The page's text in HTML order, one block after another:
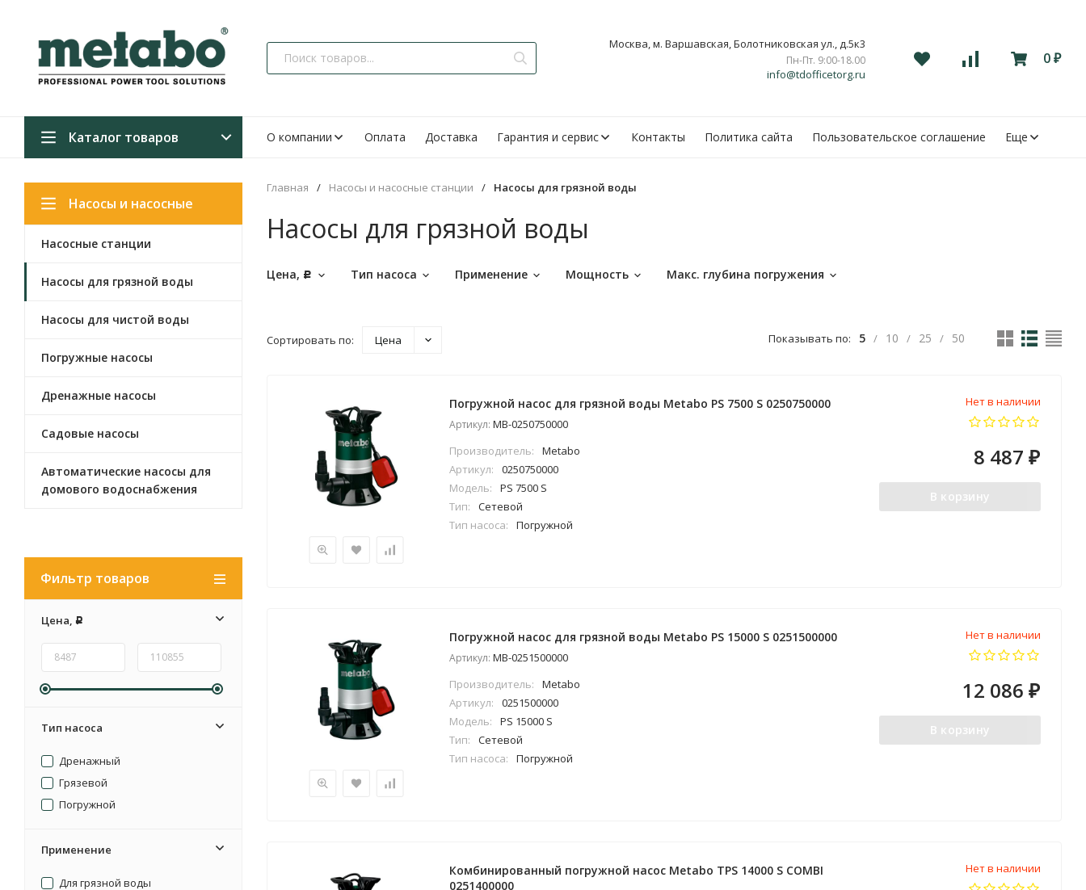
Москва, м. Варшавская, Болотниковская ул., д.5к3
Пн-Пт. 9:00-18.00
info@tdofficetorg.ru
0 ₽
Каталог товаров О компании Оплата Доставка Гарантия и сервис Контакты Политика сайта Пользовательское соглашение Еще
Насосы и насосные
станции
Насосные станции
Насосы для грязной воды
Насосы для чистой воды
Погружные насосы
Дренажные насосы
Садовые насосы
Автоматические насосы для
домового водоснабжения
Фильтр товаров
Цена, Р
Тип насоса
Дренажный
Грязевой
Погружной
Применение
Для грязной воды
Главная / Насосы и насосные станции / Насосы для грязной воды
Насосы для грязной воды
Цена, Р Тип насоса Применение Мощность Макс. глубина погружения
Сортировать по: Цена Показывать по: 5 / 10 / 25 / 50
Погружной насос для грязной воды Metabo PS 7500 S 0250750000
Артикул: MB-0250750000
Производитель:
Metabo
Артикул:
0250750000
Модель:
PS 7500 S
Тип:
Сетевой
Тип насоса:
Погружной
Нет в наличии
8 487 ₽
В корзину
Погружной насос для грязной воды Metabo PS 15000 S 0251500000
Артикул: MB-0251500000
Производитель:
Metabo
Артикул:
0251500000
Модель:
PS 15000 S
Тип:
Сетевой
Тип насоса:
Погружной
Нет в наличии
12 086 ₽
В корзину
Комбинированный погружной насос Metabo TPS 14000 S COMBI
0251400000
Нет в наличии